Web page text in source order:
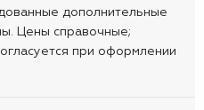
дополнительные
Цены справочные;
при оформлении